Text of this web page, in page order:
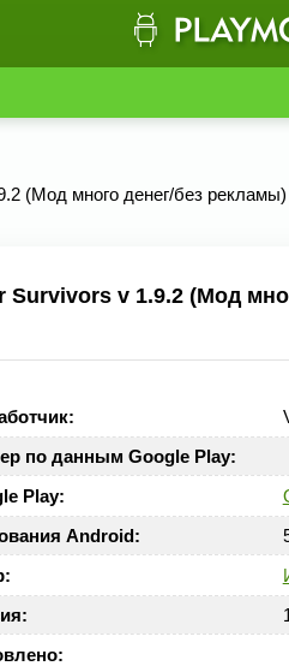
(Мод много денег/без рекламы)
v 1.9.2 (Мод
по данным Google Play:
Play:
Android: